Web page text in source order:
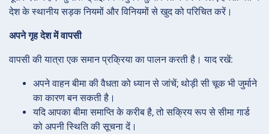
देश के स्थानीय सड़क नियमों और विनियमों से खुद को परिचित करें।
अपने गृह देश में वापसी
वापसी की यात्रा एक समान प्रक्रिया का पालन करती है। याद रखें:
अपने वाहन बीमा की वैधता को ध्यान से जांचें; थोड़ी सी चूक भी जुर्माने
का कारण बन सकती है।
यदि आपका बीमा समाप्ति के करीब है, तो सक्रिय रूप से सीमा गार्ड
को अपनी स्थिति की सूचना दें।